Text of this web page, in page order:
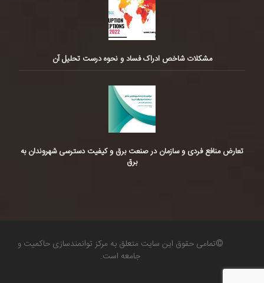
مشکلات شاخص ادراک فساد و نحوه درست تحلیل آن
تعارض منافع فردی و سازمان در صنعت برق و کیفیت دسترسی شهروندان به
برق
©تمامی حقوق این سایت متعلق به مرکز توانمندسازی حاکمیت و
جامعه است.